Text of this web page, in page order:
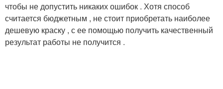
чтобы не допустить никаких ошибок . Хотя способ
считается бюджетным , не стоит приобретать наиболее
дешевую краску , с ее помощью получить качественный
результат работы не получится .